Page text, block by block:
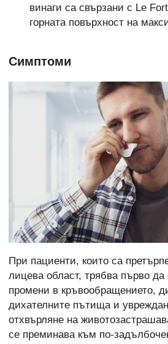
винаги са свързани с Le
горната повърхност на
Симптоми
При пациенти, които са
лицева област, трябва първо да
промени в кръвообращението,
дихателните пътища и
отхвърляне на
се преминава към по-